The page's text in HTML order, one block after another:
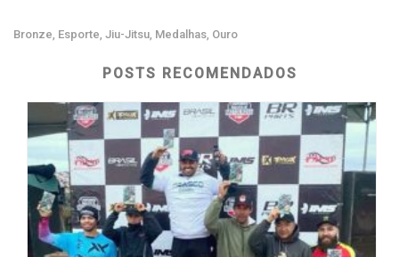
Bronze, Esporte, Jiu-Jitsu, Medalhas, Ouro
POSTS RECOMENDADOS